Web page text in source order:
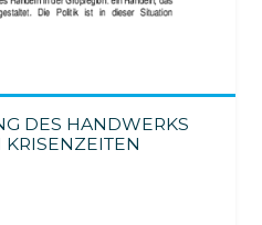
DES HANDWERKS